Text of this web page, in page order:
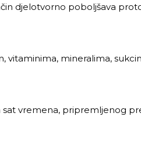
djelotvorno poboljšava
vitaminima, mineralima,
sat vremena, pripremljenog